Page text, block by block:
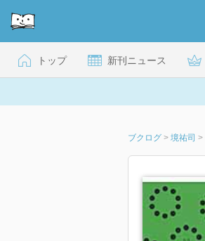
トップ 新刊ニュース
ブクログ > 境祐司 >